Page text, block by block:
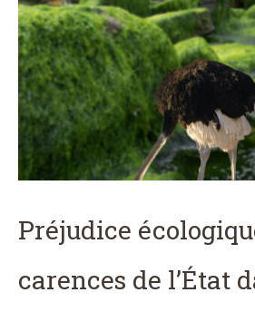
Préjudice
carences de l’État